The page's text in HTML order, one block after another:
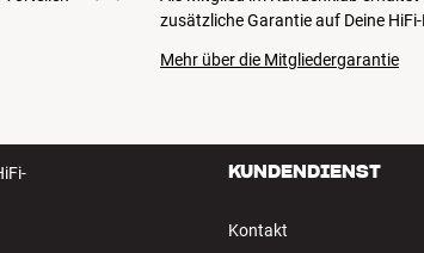
zusätzliche Garantie auf Deine
Mehr über die Mitgliedergarantie
KUNDENDIENST
Kontakt